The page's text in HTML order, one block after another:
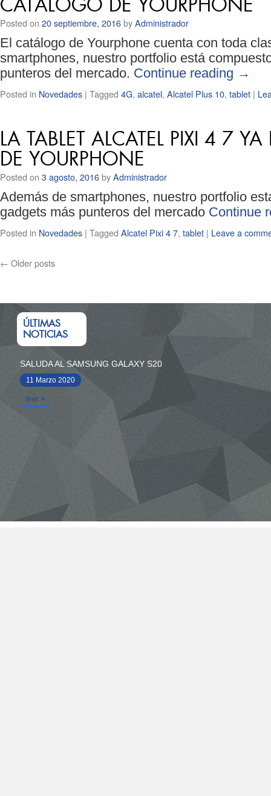
CATÁLOGO DE YOURPHONE
Posted on 20 septiembre, 2016byAdministrador
El catálogo de Yourphone cuenta con toda
smartphones, nuestro portfolio está
punteros del mercado. Continue reading →
Posted in Novedades | Tagged 4G, alcatel, Alcatel Plus 10, tablet |
LA TABLET ALCATEL PIXI 4 7
DE YOURPHONE
Posted on 3 agosto, 2016byAdministrador
Además de smartphones, nuestro portfolio
gadgets más punteros del mercado Continue
Posted in Novedades | Tagged Alcatel Pixi 4 7, tablet | Leave a
← Older posts
ÚLTIMAS
NOTICIAS
SALUDA AL SAMSUNG GALAXY S20
11 Marzo 2020
leer +